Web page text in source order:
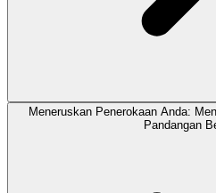
Meneruskan Penerokaan Anda:
Pandangan